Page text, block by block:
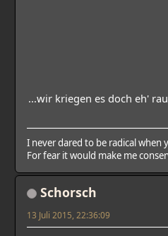
...wir kriegen es doch eh'
I never dared to be radical when
For fear it would make me
Schorsch
13 Juli 2015, 22:36:09